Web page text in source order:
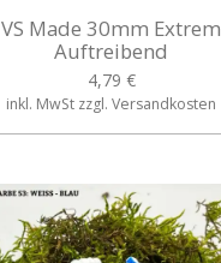
VS Made 30mm Extrem
Auftreibend
4,79 €
inkl. MwSt zzgl. Versandkosten